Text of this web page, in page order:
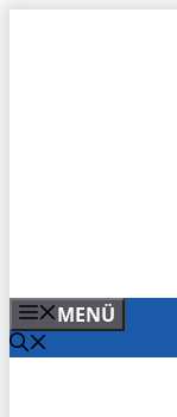
MENÜ